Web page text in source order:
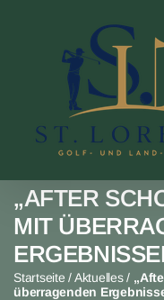
„AFTER
MIT
Startseite /Aktuelles/
überragenden